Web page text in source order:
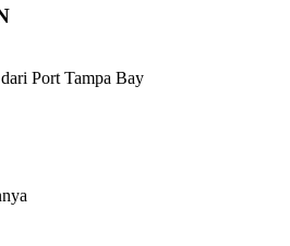
Port Tampa Bay